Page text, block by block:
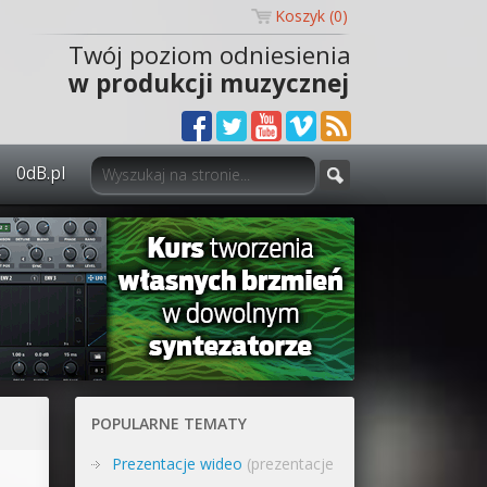
Koszyk (0)
Twój poziom odniesienia
w produkcji muzycznej
0dB.pl
0dB.pl - informacje
Newsletter
Materiały dla mediów
Archiwum aktualności
POPULARNE TEMATY
Prezentacje wideo (prezentacje